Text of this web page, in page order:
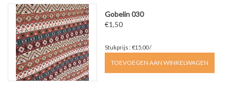
Gobelin 030
€1,50
Stukprijs : €15,00 /
TOEVOEGEN AAN WINKELWAGEN